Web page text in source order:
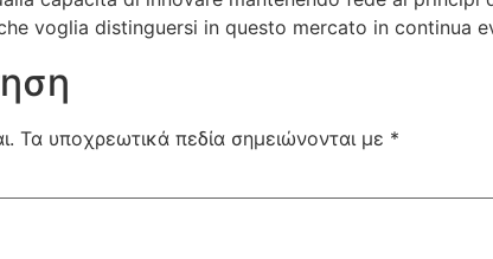
voglia distinguersi in questo mercato in continua
Τα υποχρεωτικά πεδία σημειώνονται με *